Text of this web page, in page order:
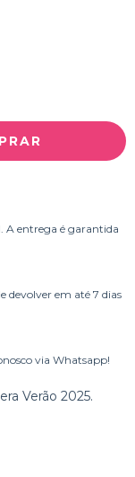
A entrega é garantida
devolver em até 7 dias
via Whatsapp!
Verão 2025.